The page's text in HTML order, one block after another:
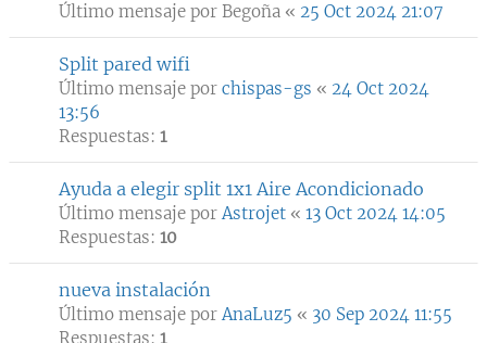
Último mensaje por Begoña « 25 Oct 2024 21:07
Split pared wifi
Último mensaje por chispas-gs « 24 Oct 2024
13:56
Respuestas: 1
Ayuda a elegir split 1x1 Aire Acondicionado
Último mensaje porAstrojet « 13 Oct 2024 14:05
Respuestas: 10
nueva instalación
Último mensaje porAnaLuz5 « 30 Sep 2024 11:55
Respuestas: 1